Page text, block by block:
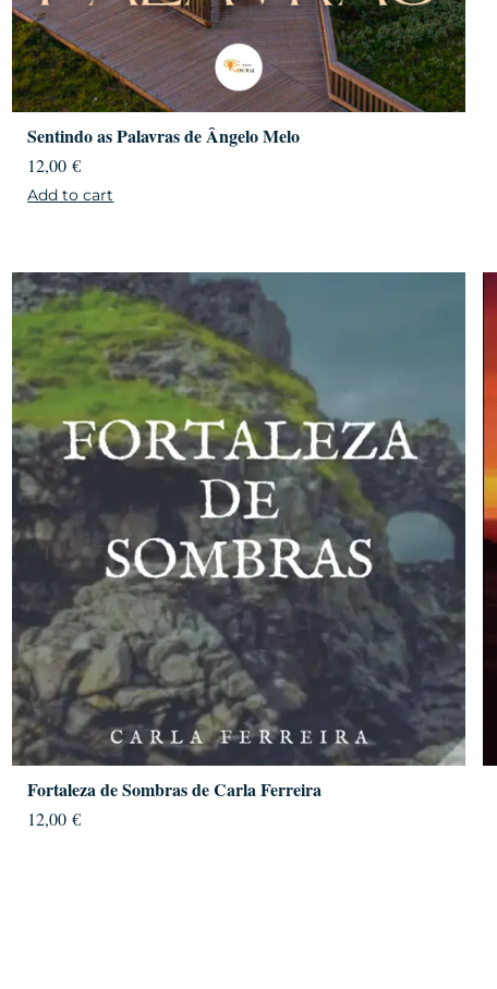
Sentindo as Palavras de Ângelo Melo
12,00€
Add to cart
Fortaleza de Sombras de Carla Ferreira
12,00€